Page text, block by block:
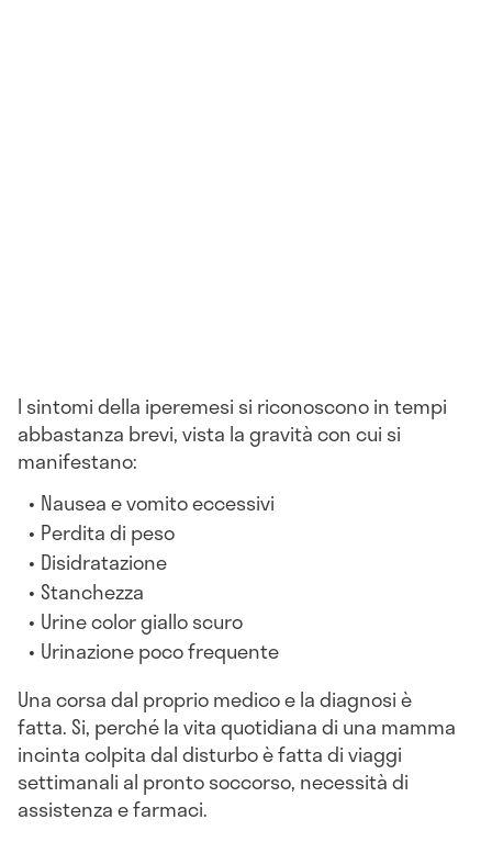
I sintomi della iperemesi si riconoscono in tempi
abbastanza brevi, vista la gravità con cui si
manifestano:
Nausea e vomito eccessivi
Perdita di peso
Disidratazione
Stanchezza
Urine color giallo scuro
Urinazione poco frequente
Una corsa dal proprio medico e la diagnosi è
fatta. Si, perché la vita quotidiana di una mamma
incinta colpita dal disturbo è fatta di viaggi
settimanali al pronto soccorso, necessità di
assistenza e farmaci.